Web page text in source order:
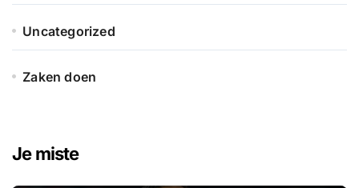
Uncategorized
Zaken doen
Je miste